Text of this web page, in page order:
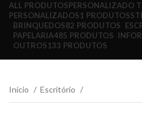
ALL PRODUTOSPERSONALIZADO
PERSONALIZADOS1 PRODUTOS
BRINQUEDOS82 PRODUTOS
PAPELARIA485 PRODUTOS
OUTROS133 PRODUTOS
Início Escritório